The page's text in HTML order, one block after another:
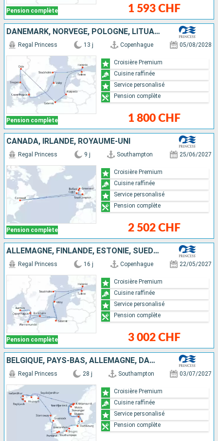
Pension complète 1 593 CHF
DANEMARK, NORVÈGE, POLOGNE, LITUANIE, FINLANDE, ESTONIE, SUÈDE
Pension complète
Regal Princess 13 j Copenhague 05/08/2028
1 800 CHF
Croisière Premium
Cuisine raffinée
Service personalisé
Pension complète
CANADA, IRLANDE, ROYAUME-UNI
Pension complète
Regal Princess 9 j Southampton 25/06/2027
2 502 CHF
Croisière Premium
Cuisine raffinée
Service personalisé
Pension complète
ALLEMAGNE, FINLANDE, ESTONIE, SUÈDE, POLOGNE, DANEMARK
Pension complète
Regal Princess 16 j Copenhague 22/05/2027
3 002 CHF
Croisière Premium
Cuisine raffinée
Service personalisé
Pension complète
BELGIQUE, PAYS-BAS, ALLEMAGNE, DANEMARK, NORVÈGE, ISLANDE, ROYAUME-UNI
Regal Princess 28 j Southampton 03/07/2027
Croisière Premium
Cuisine raffinée
Service personalisé
Pension complète